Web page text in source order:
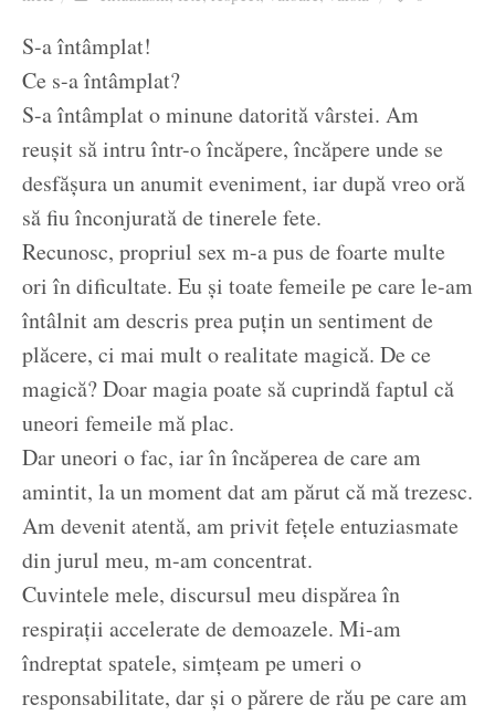
S-a întâmplat!
Ce s-a întâmplat?
S-a întâmplat o minune datorită vârstei. Am
reușit să intru într-o încăpere, încăpere unde se
desfășura un anumit eveniment, iar după vreo oră
să fiu înconjurată de tinerele fete.
Recunosc, propriul sex m-a pus de foarte multe
ori în dificultate. Eu și toate femeile pe care le-am
întâlnit am descris prea puțin un sentiment de
plăcere, ci mai mult o realitate magică. De ce
magică? Doar magia poate să cuprindă faptul că
uneori femeile mă plac.
Dar uneori o fac, iar în încăperea de care am
amintit, la un moment dat am părut că mă trezesc.
Am devenit atentă, am privit fețele entuziasmate
din jurul meu, m-am concentrat.
Cuvintele mele, discursul meu dispărea în
respirații accelerate de demoazele. Mi-am
îndreptat spatele, simțeam pe umeri o
responsabilitate, dar și o părere de rău pe care am